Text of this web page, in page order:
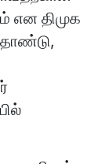
என திமுக